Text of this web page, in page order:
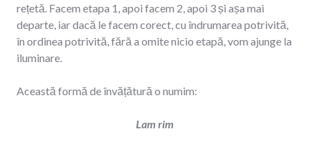
rețetă. Facem etapa 1, apoi facem 2, apoi 3 și așa mai
departe, iar dacă le facem corect, cu îndrumarea potrivită,
în ordinea potrivită, fără a omite nicio etapă, vom ajunge la
iluminare.
Această formă de învățătură o numim:
Lam rim